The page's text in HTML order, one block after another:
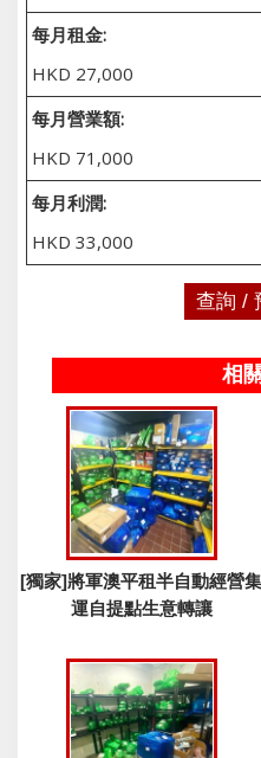
每月租金:
HKD 27,000
每月營業額:
HKD 71,000
每月利潤:
HKD 33,000
查詢 /
相
[獨家]將軍澳平租半自動經營集
運自提點生意轉讓